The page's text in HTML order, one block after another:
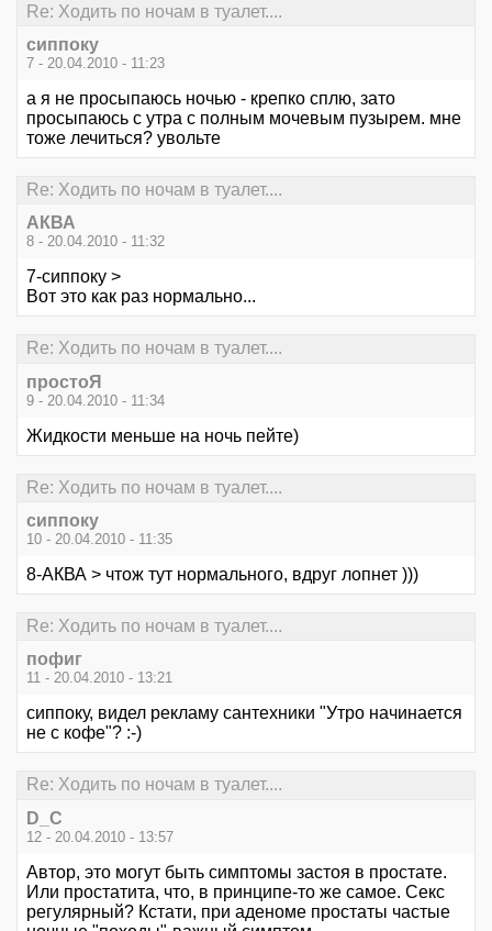
Re: Ходить по ночам в туалет....
сиппоку
7 - 20.04.2010 - 11:23
а я не просыпаюсь ночью - крепко сплю, зато
просыпаюсь с утра с полным мочевым пузырем. мне
тоже лечиться? увольте
Re: Ходить по ночам в туалет....
АКВА
8 - 20.04.2010 - 11:32
7-сиппоку >
Вот это как раз нормально...
Re: Ходить по ночам в туалет....
простоЯ
9 - 20.04.2010 - 11:34
Жидкости меньше на ночь пейте)
Re: Ходить по ночам в туалет....
сиппоку
10 - 20.04.2010 - 11:35
8-АКВА > чтож тут нормального, вдруг лопнет )))
Re: Ходить по ночам в туалет....
пофиг
11 - 20.04.2010 - 13:21
сиппоку, видел рекламу сантехники "Утро начинается
не с кофе"? :-)
Re: Ходить по ночам в туалет....
D_C
12 - 20.04.2010 - 13:57
Автор, это могут быть симптомы застоя в простате.
Или простатита, что, в принципе-то же самое. Секс
регулярный? Кстати, при аденоме простаты частые